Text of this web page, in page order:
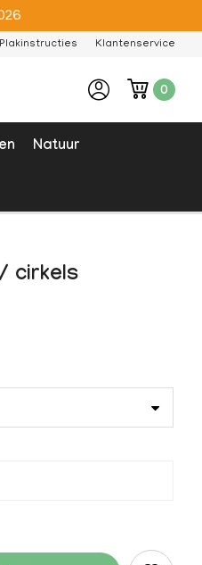
Plakinstructies Klantenservice
0
Natuur
cirkels